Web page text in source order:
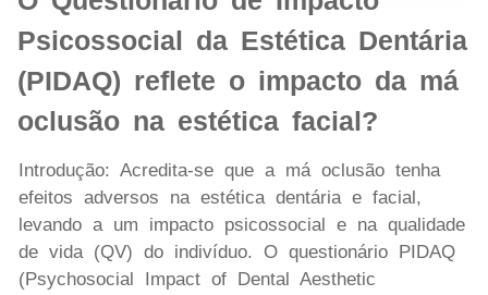
Psicossocial da Estética Dentária
(PIDAQ) reflete o impacto da má
oclusão na estética facial?
Introdução: Acredita-se que a má oclusão tenha
efeitos adversos na estética dentária e facial,
levando a um impacto psicossocial e na qualidade
de vida (QV) do indivíduo. O questionário PIDAQ
(Psychosocial Impact of Dental Aesthetic